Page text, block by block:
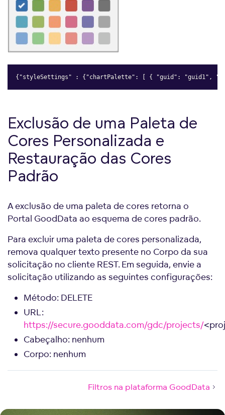
{"styleSettings" : {"chartPalette": [ { "guid": Copy
Exclusão de uma Paleta de
Cores Personalizada e
Restauração das Cores
Padrão
A exclusão de uma paleta de cores retorna o
Portal GoodData ao esquema de cores padrão.
Para excluir uma paleta de cores personalizada,
remova qualquer texto presente no Corpo da sua
solicitação no cliente REST. Em seguida, envie a
solicitação utilizando as seguintes configurações:
Método: DELETE
URL:
https://secure.gooddata.com/gdc/projects/
Cabeçalho: nenhum
Corpo: nenhum
Filtros na plataforma GoodData